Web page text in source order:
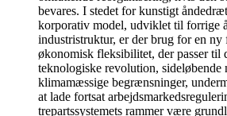
bevares. I stedet for kunstigt
korporativ model, udviklet til forrige
industristruktur, er der brug for en
økonomisk fleksibilitet, der passer til
teknologiske revolution, sideløbende
klimamæssige begrænsninger,
at lade fortsat
trepartssystemets rammer være